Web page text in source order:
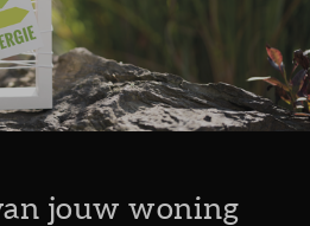
jouw woning